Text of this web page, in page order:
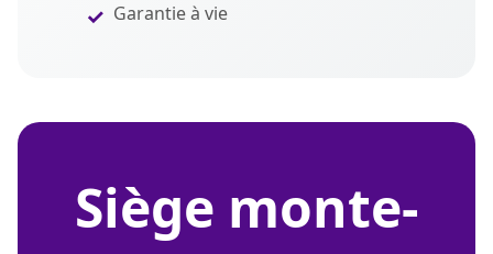
Garantie à vie
siège monte-